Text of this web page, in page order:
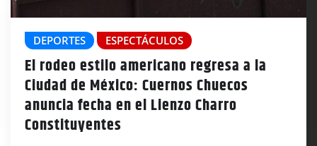
DEPORTES ESPECTÁCULOS
El rodeo estilo americano regresa a la
Ciudad de México: Cuernos Chuecos
anuncia fecha en el Lienzo Charro
Constituyentes